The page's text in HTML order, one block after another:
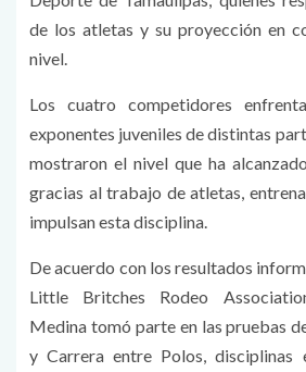
de los atletas y su proyección en
nivel.
Los cuatro competidores
exponentes juveniles de distintas
mostraron el nivel que ha
gracias al trabajo de atletas,
impulsan esta disciplina.
De acuerdo con los resultados
Little Britches Rodeo
Medina tomó parte en las pruebas
y Carrera entre Polos, disciplinas